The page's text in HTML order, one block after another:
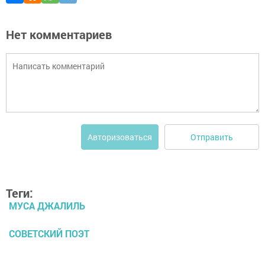
Нет комментариев
Авторизоваться Отправить
Теги:
МУСА ДЖАЛИЛЬ
СОВЕТСКИЙ ПОЭТ